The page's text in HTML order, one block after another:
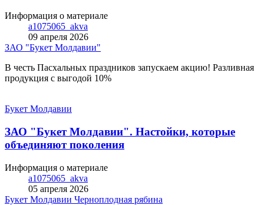
Информация о материале
a1075065_akva
09 апреля 2026
ЗАО "Букет Молдавии"
В честь Пасхальных праздников запускаем aкцию! Разливная
пpoдукция с выгодой 10%
Букет Молдавии
ЗАО "Букет Молдавии". Нacтoйки, которые
объединяют поколения
Информация о материале
a1075065_akva
05 апреля 2026
Букет Молдавии Черноплодная рябина